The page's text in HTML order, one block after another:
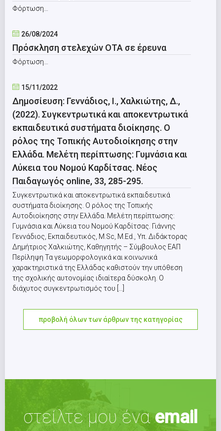
Φόρτωση…
26/08/2024
Πρόσκληση στελεχών ΟΤΑ σε έρευνα
Φόρτωση…
15/11/2022
Δημοσίευση: Γεννάδιος, Ι., Χαλκιώτης, Δ.,
(2022). Συγκεντρωτικά και αποκεντρωτικά
εκπαιδευτικά συστήματα διοίκησης. Ο
ρόλος της Τοπικής Αυτοδιοίκησης στην
Ελλάδα. Μελέτη περίπτωσης: Γυμνάσια και
Λύκεια του Νομού Καρδίτσας. Νέος
Παιδαγωγός online, 33, 285-295.
Συγκεντρωτικά και αποκεντρωτικά εκπαιδευτικά
συστήματα διοίκησης. Ο ρόλος της Τοπικής
Αυτοδιοίκησης στην Ελλάδα. Μελέτη περίπτωσης:
Γυμνάσια και Λύκεια του Νομού Καρδίτσας. Γιάννης
Γεννάδιος, Εκπαιδευτικός, M.Sc, M.Εd., Υπ. Διδάκτορας
Δημήτριος Χαλκιώτης, Καθηγητής – Σύμβουλος ΕΑΠ
Περίληψη Τα γεωμορφολογικά και κοινωνικά
χαρακτηριστικά της Ελλάδας καθιστούν την υπόθεση
της σχολικής αυτονομίας ιδιαίτερα δύσκολη. Ο
διάχυτος συγκεντρωτισμός του [...]
προβολή όλων των άρθρων της κατηγορίας
στείλτε μου έναemail